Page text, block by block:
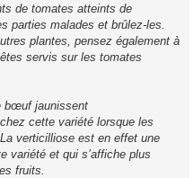
de tomates atteints de
parties malades et brûlez-les.
plantes, pensez également à
servis sur les tomates
bœuf jaunissent
cette variété lorsque les
verticilliose est en effet une
variété et qui s’affiche plus
fruits.